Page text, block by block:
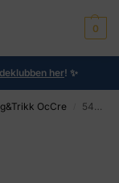
0
her! ✨
OcCre 54000 – Rocket